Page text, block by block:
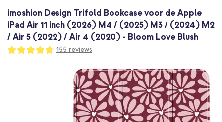
imoshion Design Trifold Bookcase voor de Apple
iPad Air 11 inch (2026) M4 / (2025) M3 / (2024) M2
/ Air 5 (2022) / Air 4 (2020) - Bloom Love Blush
Waardering:
95
100
155 reviews